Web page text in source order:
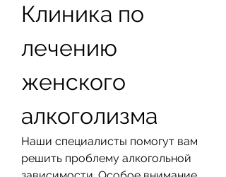
Клиника по
лечению
женского
алкоголизма
Наши специалисты помогут вам
решить проблему алкогольной